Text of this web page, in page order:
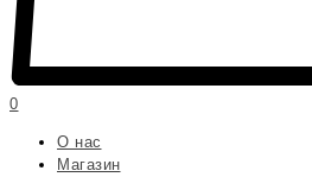
0
О нас
Магазин